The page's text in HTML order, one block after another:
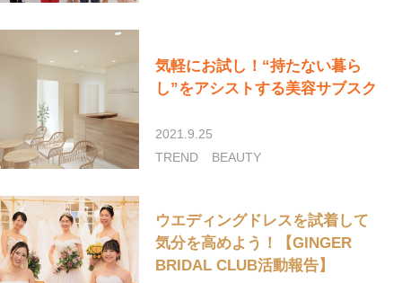
気軽にお試し！“持たない暮ら
し”をアシストする美容サブスク
2021.9.25
TREND
BEAUTY
ウエディングドレスを試着して
気分を高めよう！【GINGER
BRIDAL CLUB活動報告】